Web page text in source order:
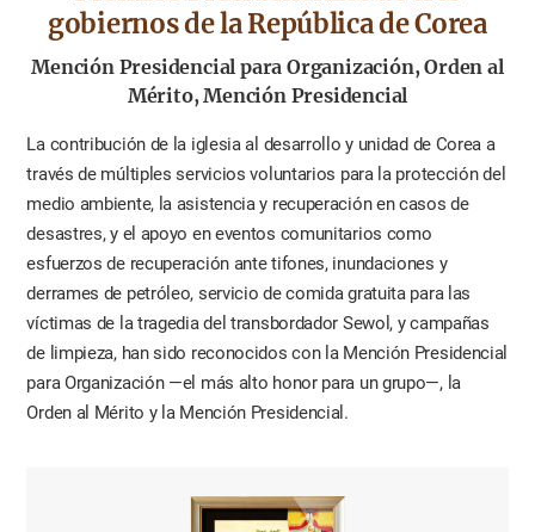
gobiernosde la República de Corea
Mención Presidencial para Organización, Orden al
Mérito, Mención Presidencial
La contribución de la iglesia al desarrollo y unidad de Corea a
través de múltiples servicios voluntarios para la protección del
medio ambiente, la asistencia y recuperación en casos de
desastres, y el apoyo en eventos comunitarios como
esfuerzos de recuperación ante tifones, inundaciones y
derrames de petróleo, servicio de comida gratuita para las
víctimas de la tragedia del transbordador Sewol, y campañas
de limpieza, han sido reconocidos con la Mención Presidencial
para Organización —el más alto honor para un grupo—, la
Orden al Mérito y la Mención Presidencial.